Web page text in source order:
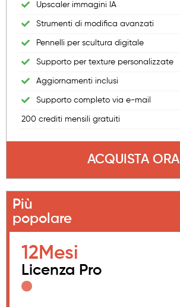
Upscaler immagini IA
Strumenti di modifica avanzati
Pennelli per scultura digitale
Supporto per texture personalizzate
Aggiornamenti inclusi
Supporto completo via e-mail
200 crediti mensili gratuiti
ACQUISTA ORA
Più
popolare
12 Mesi
Licenza Pro